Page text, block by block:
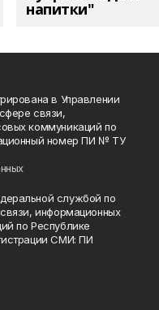
напитки"
в Управлении
связи,
коммуникаций по
номер ПИ № ТУ
службой по
информационных
по Республике
СМИ: ПИ